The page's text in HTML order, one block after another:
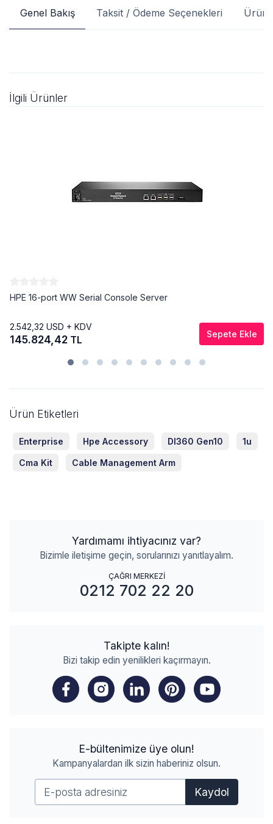
Genel Bakış Taksit / Ödeme Seçenekleri Ürün
İlgili Ürünler
HPE 16-port WW Serial Console Server
2.542,32 USD + KDV
145.824,42 TL Sepete Ekle
Ürün Etiketleri
Enterprise Hpe Accessory Dl360 Gen10 1u
Cma Kit Cable Management Arm
Yardımamı ihtiyacınız var?
Bizimle iletişime geçin, sorularınızı yanıtlayalım.
ÇAĞRI MERKEZİ
0212 702 22 20
Takipte kalın!
Bizi takip edin yenilikleri kaçırmayın.
E-bültenimize üye olun!
Kampanyalardan ilk sizin haberiniz olsun.
Kaydol